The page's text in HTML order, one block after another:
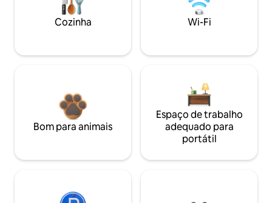
Cozinha Wi-Fi
Bom para animais
Espaço de trabalho
adequado para
portátil